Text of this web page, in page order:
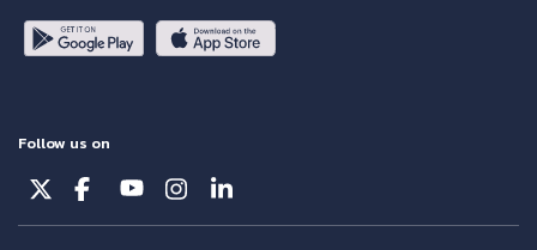
Follow us on